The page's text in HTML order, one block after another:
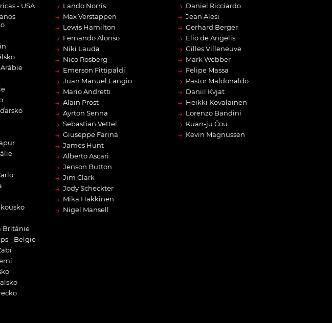
- USA
Británie
- Belgie
→ Lando Norris
→ Max Verstappen
→ Lewis Hamilton
→ Fernando Alonso
→ Niki Lauda
→ Nico Rosberg
→ Emerson Fittipaldi
→ Juan Manuel Fangio
→ Mario Andretti
→ Alain Prost
→ Ayrton Senna
→ Sebastian Vettel
→ Giuseppe Farina
→ James Hunt
→ Alberto Ascari
→ Jenson Button
→ Jim Clark
→ Jody Scheckter
→ Mika Häkkinen
→ Nigel Mansell
→ Daniel Ricciardo
→ Jean Alesi
→ Gerhard Berger
→ Elio de Angelis
→ Gilles Villeneuve
→ Mark Webber
→ Felipe Massa
→ Pastor Maldonaldo
→ Daniil Kvjat
→ Heikki Kovalainen
→ Lorenzo Bandini
→ Kuan-jü Čou
→ Kevin Magnussen